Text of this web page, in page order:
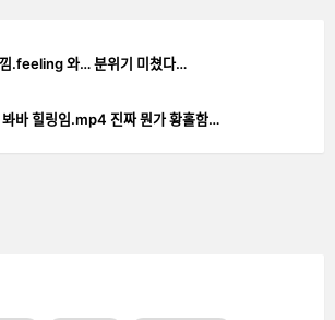
와… 분위기 미쳤다…
봐바 힐링임.mp4 진짜 뭔가 황홀함…